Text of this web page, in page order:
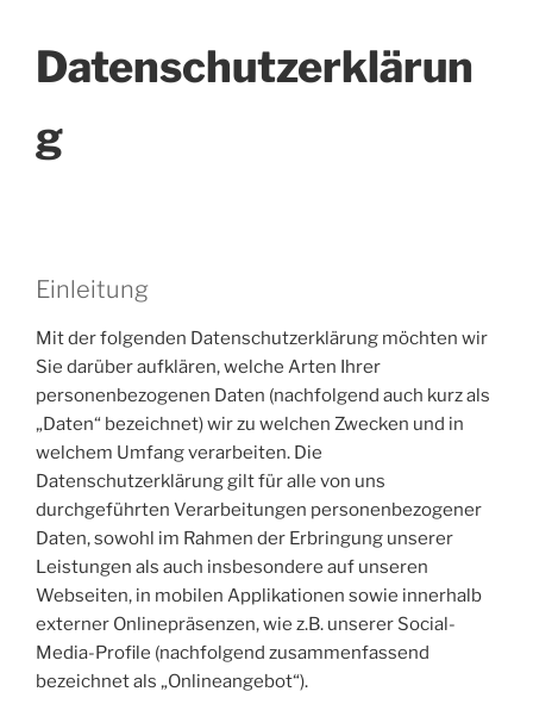
Datenschutzerklärun
g
Einleitung
Mit der folgenden Datenschutzerklärung möchten wir
Sie darüber aufklären, welche Arten Ihrer
personenbezogenen Daten (nachfolgend auch kurz als
„Daten“ bezeichnet) wir zu welchen Zwecken und in
welchem Umfang verarbeiten. Die
Datenschutzerklärung gilt für alle von uns
durchgeführten Verarbeitungen personenbezogener
Daten, sowohl im Rahmen der Erbringung unserer
Leistungen als auch insbesondere auf unseren
Webseiten, in mobilen Applikationen sowie innerhalb
externer Onlinepräsenzen, wie z.B. unserer Social-
Media-Profile (nachfolgend zusammenfassend
bezeichnet als „Onlineangebot“).